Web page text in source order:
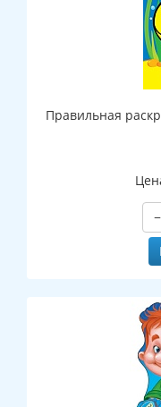
Правильная
−